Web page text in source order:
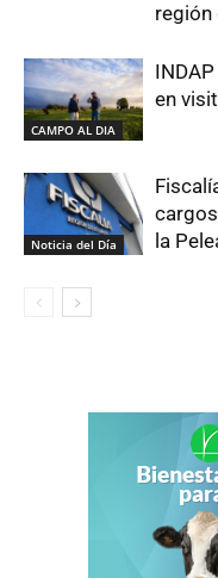
región
CAMPO AL DIA
en
Noticia del Día
la